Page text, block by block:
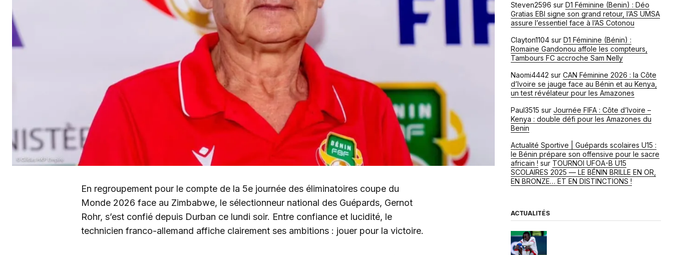
En regroupement pour le compte de la 5e journée des éliminatoires coupe du
Monde 2026 face au Zimbabwe, le sélectionneur national des Guépards, Gernot
Rohr, s’est confié depuis Durban ce lundi soir. Entre confiance et lucidité, le
technicien franco-allemand affiche clairement ses ambitions : jouer pour la victoire.
Steven2596 sur D1 Féminine (Benin) : Déo
Gratias EBI signe son grand retour, l’AS UMSA
assure l’essentiel face à l’AS Cotonou
Clayton1104 sur D1 Féminine (Bénin) :
Romaine Gandonou affole les compteurs,
Tambours FC accroche Sam Nelly
Naomi4442 sur CAN Féminine 2026 : la Côte
d’Ivoire se jauge face au Bénin et au Kenya,
un test révélateur pour les Amazones
Paul3515 sur Journée FIFA : Côte d’Ivoire –
Kenya : double défi pour les Amazones du
Benin
Actualité Sportive | Guépards scolaires U15 :
le Bénin prépare son offensive pour le sacre
africain ! sur TOURNOI UFOA-B U15
SCOLAIRES 2025 — LE BÉNIN BRILLE EN OR,
EN BRONZE… ET EN DISTINCTIONS !
ACTUALITÉS